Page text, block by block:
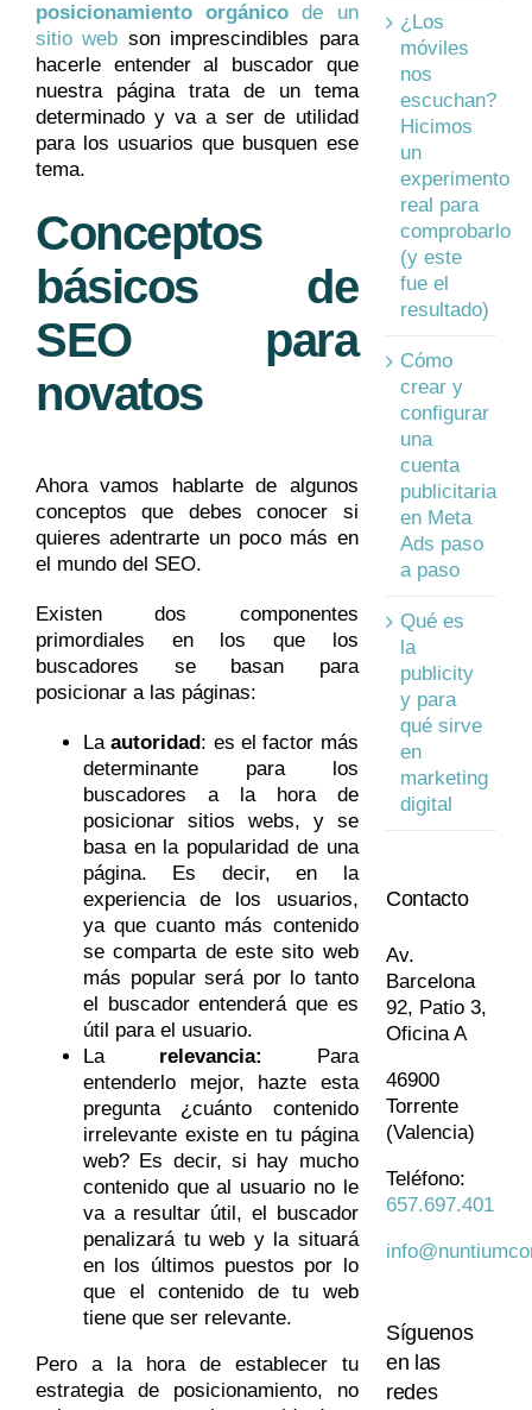
posicionamiento orgánico de un
sitio web son imprescindibles para
hacerle entender al buscador que
nuestra página trata de un tema
determinado y va a ser de utilidad
para los usuarios que busquen ese
tema.
Conceptos
básicos de
SEO para
novatos
Ahora vamos hablarte de algunos
conceptos que debes conocer si
quieres adentrarte un poco más en
el mundo del SEO.
Existen dos componentes
primordiales en los que los
buscadores se basan para
posicionar a las páginas:
Laautoridad : es el factor más
determinante para los
buscadores a la hora de
posicionar sitios webs, y se
basa en la popularidad de una
página. Es decir, en la
experiencia de los usuarios,
ya que cuanto más contenido
se comparta de este sito web
más popular será por lo tanto
el buscador entenderá que es
útil para el usuario.
La relevancia: Para
entenderlo mejor, hazte esta
pregunta ¿cuánto contenido
irrelevante existe en tu página
web? Es decir, si hay mucho
contenido que al usuario no le
va a resultar útil, el buscador
penalizará tu web y la situará
en los últimos puestos por lo
que el contenido de tu web
tiene que ser relevante.
Pero a la hora de establecer tu
estrategia de posicionamiento, no
¿Los
móviles
nos
escuchan?
Hicimos
un
experimento
real para
comprobarlo
(y este
fue el
resultado)
Cómo
crear y
configurar
una
cuenta
publicitaria
en Meta
Ads paso
a paso
Qué es
la
publicity
y para
qué sirve
en
marketing
digital
Contacto
Av.
Barcelona
92, Patio 3,
Oficina A
46900
Torrente
(Valencia)
Teléfono:
657.697.401
Síguenos
en las
redes